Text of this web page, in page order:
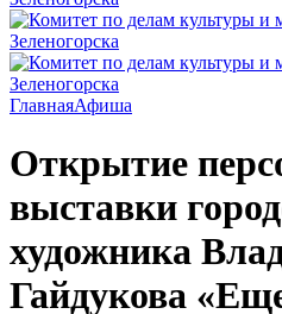
ГлавнаяАфиша
Открытие
выставки
художника
Гайдукова